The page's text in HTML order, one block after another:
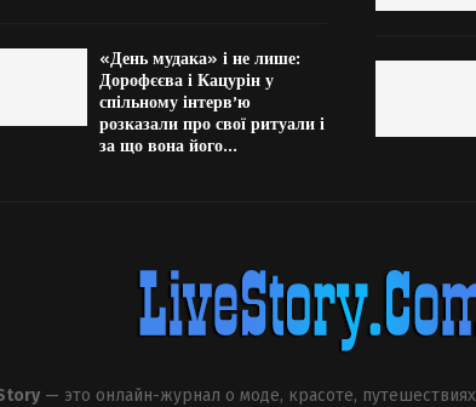
«День мудака» і не лише:
Дорофєєва і Кацурін у
спільному інтерв’ю
розказали про свої ритуали і
за що вона його...
— это онлайн-журнал о моде, красоте,